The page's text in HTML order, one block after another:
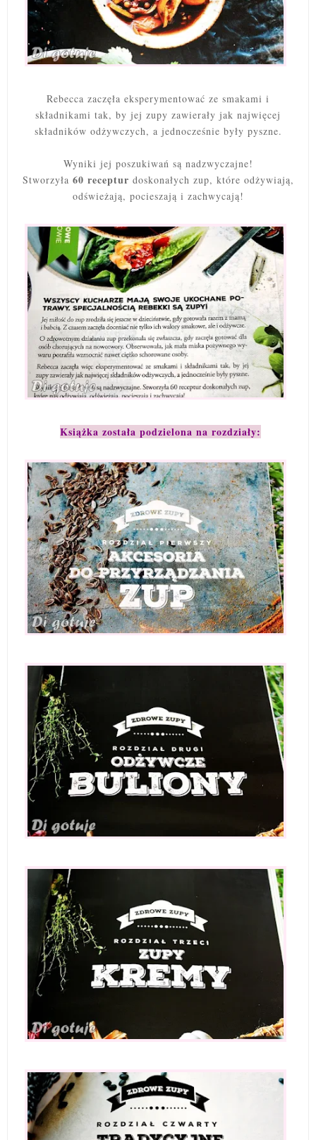
Rebecca zaczęła eksperymentować ze smakami i
składnikami tak, by jej zupy zawierały jak najwięcej
składników odżywczych, a jednocześnie były pyszne.
Wyniki jej poszukiwań są nadzwyczajne!
Stworzyła 60 receptur doskonałych zup, które odżywiają,
odświeżają, pocieszają i zachwycają!
Książka została podzielona na rozdziały: